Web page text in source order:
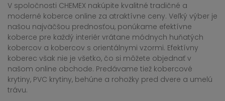
V spoločnosti CHEMEX nakúpite kvalitné tradičné a
moderné koberce online za atraktívne ceny. Veľký výber je
našou najväčšou prednosťou, ponúkame efektívne
koberce pre každý interiér vrátane módnych huňatých
kobercov a kobercov s orientálnymi vzormi. Efektívny
koberec však nie je všetko, čo si môžete objednať v
našom online obchode. Predávame tiež kobercové
krytiny, PVC krytiny, behúne a rohožky pred dvere a umelú
trávu.